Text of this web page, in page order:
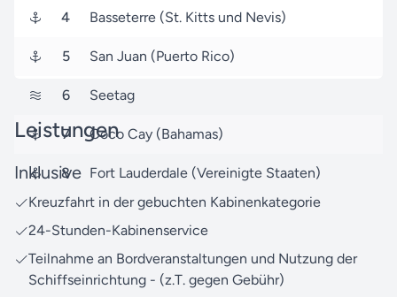
Sie über 7 Tage bis zu Ihrem Zielhafen in Fort
Dezember 2026 ankommen.
Verlassen Sie sich auf uns – als Ihr zuverlässiger
dafür, dass Ihre Reise sowohl komfortabel als auch
Celebrity Cruises über unsereReisesuche.
Verfügung – egal, ob Sie Fragen zur Reise, zur
Buchung oder zu anderen Themen haben: Zögern
4 Basseterre (St. Kitts und Nevis)
5 San Juan (Puerto Rico)
6 Seetag
7 Coco Cay (Bahamas)
8 Fort Lauderdale (Vereinigte Staaten)
Leistungen
Inklusive
Kreuzfahrt in der gebuchten Kabinenkategorie
24-Stunden-Kabinenservice
Teilnahme an Bordveranstaltungen und Nutzung der
Schiffseinrichtung - (z.T. gegen Gebühr)